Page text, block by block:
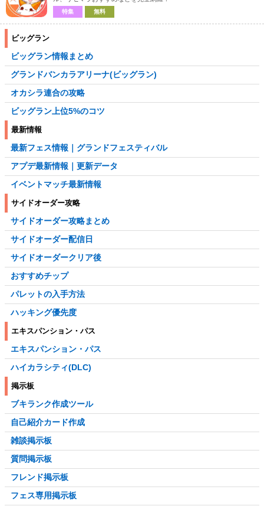
特集 無料
ビッグラン
ビッグラン情報まとめ
グランドバンカラアリーナ(ビッグラン)
オカシラ連合の攻略
ビッグラン上位5%のコツ
最新情報
最新フェス情報｜グランドフェスティバル
アプデ最新情報｜更新データ
イベントマッチ最新情報
サイドオーダー攻略
サイドオーダー攻略まとめ
サイドオーダー配信日
サイドオーダークリア後
おすすめチップ
パレットの入手方法
ハッキング優先度
エキスパンション・パス
エキスパンション・パス
ハイカラシティ(DLC)
掲示板
ブキランク作成ツール
自己紹介カード作成
雑談掲示板
質問掲示板
フレンド掲示板
フェス専用掲示板